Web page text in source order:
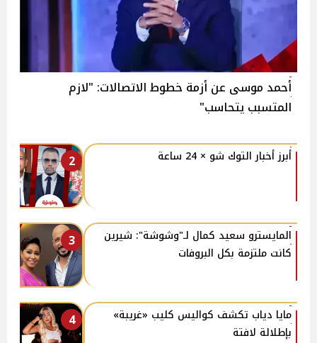
أحمد موسى عن أزمة خطوط الاتصالات: "لازم
المتسبب يتحاسب"
2 أبرز أخبار التوك شو × 24 ساعة
3
المايسترو سعيد كمال لـ"وشوشة": شيرين
كانت ملتزمة بكل البروفات
4
مايا دياب تكشف كواليس كليب «غريبة»
بإطلالة لافتة